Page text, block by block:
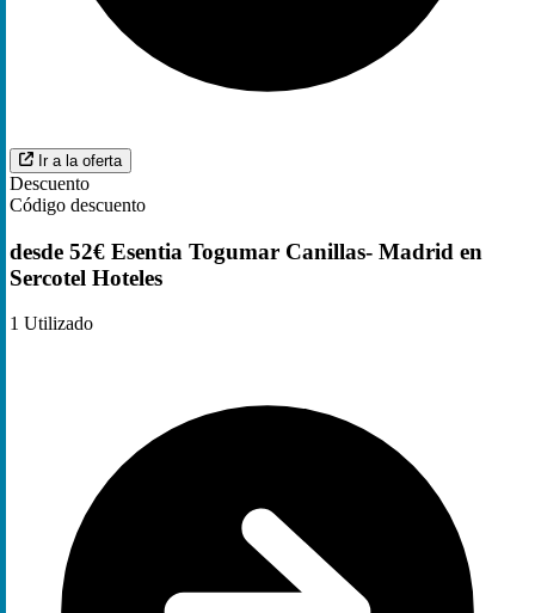
Ir a la oferta
Descuento
Código descuento
desde 52€ Esentia Togumar Canillas- Madrid en
Sercotel Hoteles
1 Utilizado